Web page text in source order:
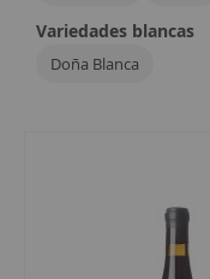
Variedades blancas
Doña Blanca